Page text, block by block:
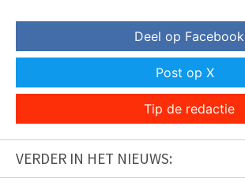
Deel op Facebook
Post op X
Tip de redactie
VERDER IN HET NIEUWS: